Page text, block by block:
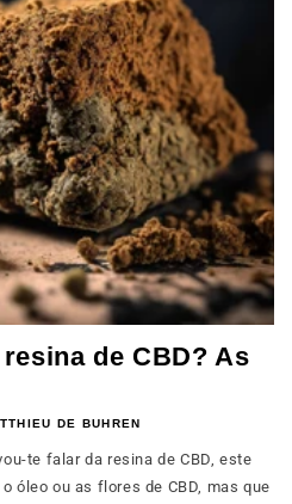
de CBD? As
DE BUHREN
te falar da resina de CBD, este
óleo ou as flores de CBD, mas que